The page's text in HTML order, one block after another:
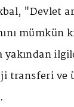
"Devlet
mümkün
transferi ve